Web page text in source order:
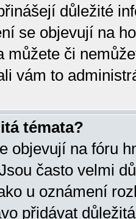
důležité
se objevují na
můžete či
vám to
témata?
objevují na fóru
často velmi
u oznámení
přidávat